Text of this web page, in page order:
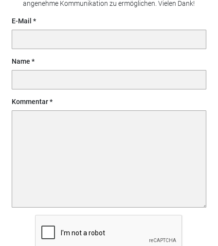
angenehme Kommunikation zu ermöglichen. Vielen Dank!
E-Mail
Name
Kommentar